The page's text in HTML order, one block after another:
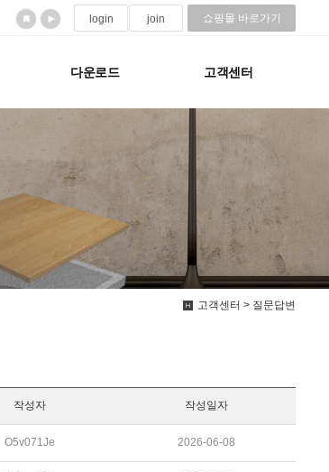
login join 쇼핑몰 바로가기
다운로드 고객센터
고객센터 > 질문답변
작성자 작성일자
O5v071Je 2026-06-08